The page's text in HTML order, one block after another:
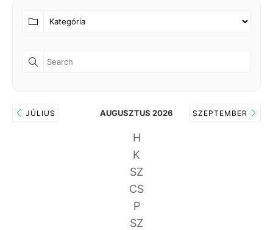
JÚLIUS AUGUSZTUS 2026 SZEPTEMBER
H
K
SZ
CS
P
SZ